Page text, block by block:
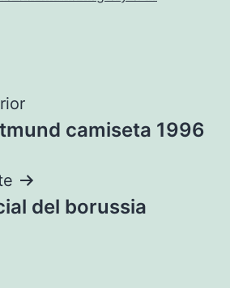
camiseta 1996
del borussia